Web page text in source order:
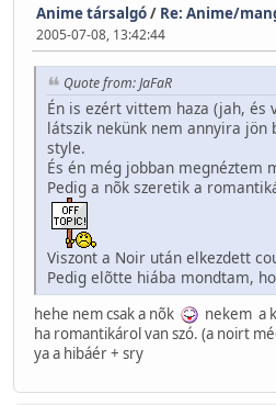
Anime társalgó/ Re: Anime/
2005-07-08, 13:42:44
Quote from: JaFaR
Én is ezért vittem haza (jah, és
látszik nekünk nem annyira jön
style.
És én még jobban megnéztem
Pedig a nõk szeretik a
Viszont a Noir után elkezdett
Pedig elõtte hiába mondtam,
hehe nem csak a nõk
nekem a
ha romantikárol van szó. (a noirt
ya a hibáér + sry